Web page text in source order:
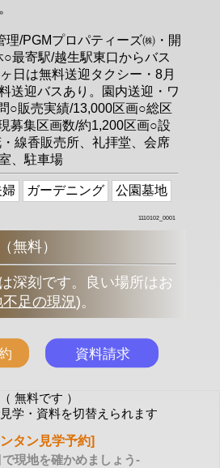
理/PGMプロパティーズ㈱・開
最寄駅/越生駅東口からバス
日は無料送迎タクシー・8月
送迎バスあり。園内送迎・ワ
○販売実績/13,000区画○総区
募集区画数/約1,200区画○設
線香販売所、礼拝堂、会席
、駐車場
婦 ガーデニング 公園墓地
1110102_0001
無料）
深刻です。良い場所はお
足の現況)。
（ 無料です ）
学・資料を切替えられます
タン見学予約]
現地を確かめましょう-